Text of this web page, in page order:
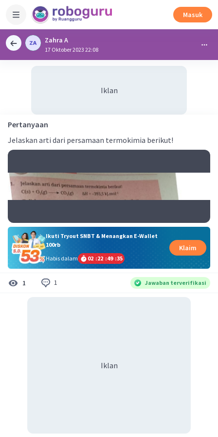
Masuk
Zahra A
17 Oktober 2023 22:08
Iklan
Pertanyaan
Jelaskan arti dari persamaan termokimia berikut!
Ikuti Tryout SNBT & Menangkan E-Wallet
100rb
Habis dalam
02 :22 :49 :35
Klaim
1 1 Jawaban terverifikasi
Iklan